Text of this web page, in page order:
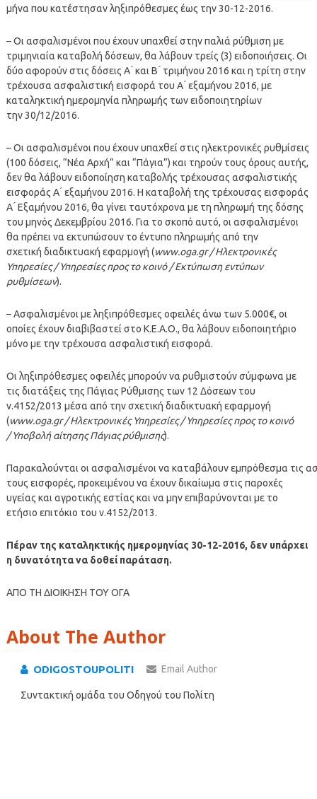
μήνα που κατέστησαν ληξιπρόθεσμες έως την 30-12-2016.
– Οι ασφαλισμένοι που έχουν υπαχθεί στην παλιά ρύθμιση με
τριμηνιαία καταβολή δόσεων, θα λάβουν τρείς (3) ειδοποιήσεις. Οι
δύο αφορούν στις δόσεις Α ́ και Β ́ τριμήνου 2016 και η τρίτη στην
τρέχουσα ασφαλιστική εισφορά του Α ́ εξαμήνου 2016, με
καταληκτική ημερομηνία πληρωμής των ειδοποιητηρίων
την 30/12/2016.
– Οι ασφαλισμένοι που έχουν υπαχθεί στις ηλεκτρονικές ρυθμίσεις
(100 δόσεις, “Νέα Αρχή” και “Πάγια”) και τηρούν τους όρους αυτής,
δεν θα λάβουν ειδοποίηση καταβολής τρέχουσας ασφαλιστικής
εισφοράς Α ́ εξαμήνου 2016. Η καταβολή της τρέχουσας εισφοράς
Α ́ Εξαμήνου 2016, θα γίνει ταυτόχρονα με τη πληρωμή της δόσης
του μηνός Δεκεμβρίου 2016. Για το σκοπό αυτό, οι ασφαλισμένοι
θα πρέπει να εκτυπώσουν το έντυπο πληρωμής από την
σχετική διαδικτυακή εφαρμογή (www.oga.gr / Ηλεκτρονικές
Υπηρεσίες / Υπηρεσίες προς το κοινό / Εκτύπωση εντύπων
ρυθμίσεων).
– Ασφαλισμένοι με ληξιπρόθεσμες οφειλές άνω των 5.000€, οι
οποίες έχουν διαβιβαστεί στο Κ.Ε.Α.Ο., θα λάβουν ειδοποιητήριο
μόνο με την τρέχουσα ασφαλιστική εισφορά.
Οι ληξιπρόθεσμες οφειλές μπορούν να ρυθμιστούν σύμφωνα με
τις διατάξεις της Πάγιας Ρύθμισης των 12 Δόσεων του
ν.4152/2013 μέσα από την σχετική διαδικτυακή εφαρμογή
(www.oga.gr / Ηλεκτρονικές Υπηρεσίες / Υπηρεσίες προς το κοινό
/ Υποβολή αίτησης Πάγιας ρύθμισης).
Παρακαλούνται οι ασφαλισμένοι να καταβάλουν εμπρόθεσμα τις
τους εισφορές, προκειμένου να έχουν δικαίωμα στις παροχές
υγείας και αγροτικής εστίας και να μην επιβαρύνονται με το
ετήσιο επιτόκιο του ν.4152/2013.
Πέραν της καταληκτικής ημερομηνίας 30-12-2016, δεν υπάρχει
η δυνατότητα να δοθεί παράταση.
ΑΠΟ ΤΗ ΔΙΟΙΚΗΣΗ ΤΟΥ ΟΓΑ
About The Author
ODIGOSTOUPOLITI Email Author
Συντακτική ομάδα του Οδηγού του Πολίτη